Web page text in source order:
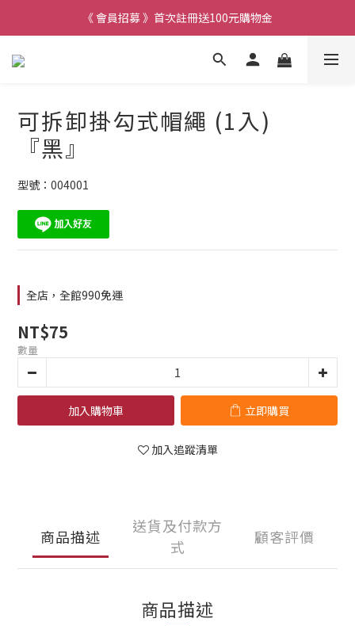
《 會員招募 》首次註冊送100元購物金
可拆卸掛勾式帽繩 (1入)
『黑』
型號：004001
全店，全館990免運
NT$75
數量
加入購物車 立即購買
加入追蹤清單
商品描述
送貨及付款方
式
顧客評價
商品描述